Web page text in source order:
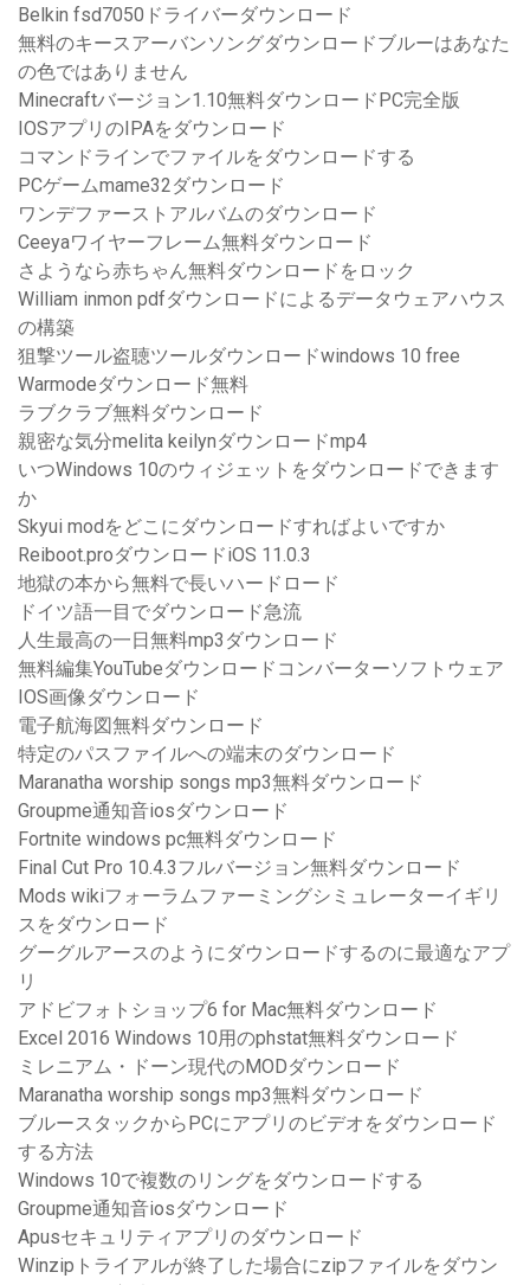
Belkin fsd7050ドライバーダウンロード
無料のキースアーバンソングダウンロードブルーはあなた
の色ではありません
Minecraftバージョン1.10無料ダウンロードPC完全版
IOSアプリのIPAをダウンロード
コマンドラインでファイルをダウンロードする
PCゲームmame32ダウンロード
ワンデファーストアルバムのダウンロード
Ceeyaワイヤーフレーム無料ダウンロード
さようなら赤ちゃん無料ダウンロードをロック
William inmon pdfダウンロードによるデータウェアハウス
の構築
狙撃ツール盗聴ツールダウンロードwindows 10 free
Warmodeダウンロード無料
ラブクラブ無料ダウンロード
親密な気分melita keilynダウンロードmp4
いつWindows 10のウィジェットをダウンロードできます
か
Skyui modをどこにダウンロードすればよいですか
Reiboot.proダウンロードiOS 11.0.3
地獄の本から無料で長いハードロード
ドイツ語一目でダウンロード急流
人生最高の一日無料mp3ダウンロード
無料編集YouTubeダウンロードコンバーターソフトウェア
IOS画像ダウンロード
電子航海図無料ダウンロード
特定のパスファイルへの端末のダウンロード
Maranatha worship songs mp3無料ダウンロード
Groupme通知音iosダウンロード
Fortnite windows pc無料ダウンロード
Final Cut Pro 10.4.3フルバージョン無料ダウンロード
Mods wikiフォーラムファーミングシミュレーターイギリ
スをダウンロード
グーグルアースのようにダウンロードするのに最適なアプ
リ
アドビフォトショップ6 for Mac無料ダウンロード
Excel 2016 Windows 10用のphstat無料ダウンロード
ミレニアム・ドーン現代のMODダウンロード
Maranatha worship songs mp3無料ダウンロード
ブルースタックからPCにアプリのビデオをダウンロード
する方法
Windows 10で複数のリングをダウンロードする
Groupme通知音iosダウンロード
Apusセキュリティアプリのダウンロード
Winzipトライアルが終了した場合にzipファイルをダウン